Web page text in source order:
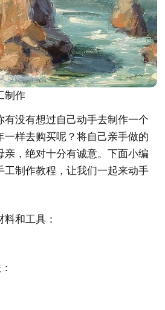
制作
有没有想过自己动手去制作一个
一样去购买呢？将自己亲手做的
亲，绝对十分有诚意。下面小编
工制作教程，让我们一起来动手
和工具：